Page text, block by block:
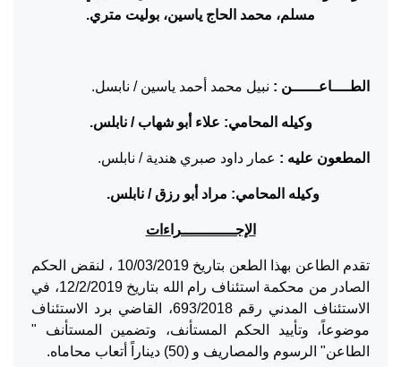
مسلم، محمد الحاج ياسين، بوليت متري.
الطــــاعــــــن : نبيل محمد أحمد ياسين / نابسل.
وكيله المحامي: علاء أبو شهاب / نابلس.
المطعون عليه : عمار داود صبري هندية / نابلس.
وكيله المحامي: مراد أبو رزق / نابلس.
الإجــــــــــــراءات
تقدم الطاعن بهذا الطعن بتاريخ 10/03/2019 ، لنقض الحكم
الصادر من محكمة استئناف رام الله بتاريخ 12/2/2019، في
الاستئناف المدني رقم 693/2018، القاضي برد الاستئناف
موضوعاً، وتأييد الحكم المستأنف، وتضمين المستأنف "
الطاعن" الرسوم والمصاريف و (50) ديناراً أتعاب محاماه.